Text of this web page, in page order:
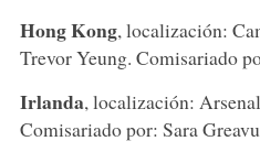
Hong Kong, localización:
Trevor Yeung. Comisariado
Irlanda, localización:
Comisariado por: Sara Greavu